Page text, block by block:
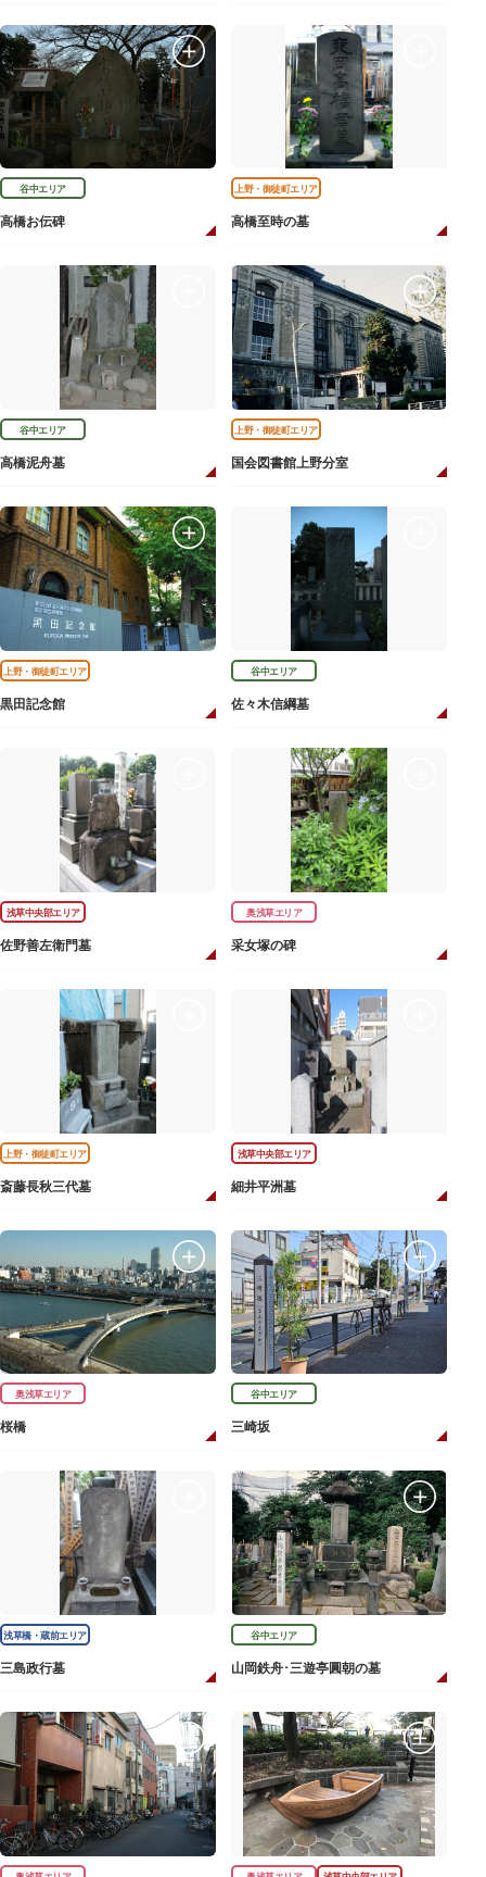
谷中エリア
高橋お伝碑
上野・御徒町エリア
高橋至時の墓
谷中エリア
高橋泥舟墓
上野・御徒町エリア
国会図書館上野分室
上野・御徒町エリア
黒田記念館
谷中エリア
佐々木信綱墓
浅草中央部エリア
佐野善左衛門墓
奥浅草エリア
采女塚の碑
上野・御徒町エリア
斎藤長秋三代墓
浅草中央部エリア
細井平洲墓
奥浅草エリア
桜橋
谷中エリア
三崎坂
浅草橋・蔵前エリア
三島政行墓
谷中エリア
山岡鉄舟･三遊亭圓朝の墓